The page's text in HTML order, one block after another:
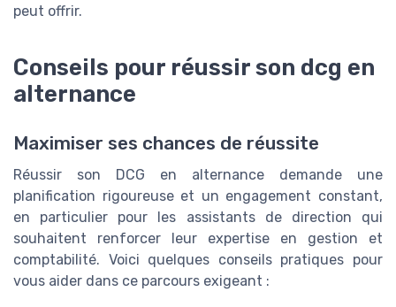
peut offrir.
Conseils pour réussir son dcg en
alternance
Maximiser ses chances de réussite
Réussir son DCG en alternance demande une
planification rigoureuse et un engagement constant,
en particulier pour les assistants de direction qui
souhaitent renforcer leur expertise en gestion et
comptabilité. Voici quelques conseils pratiques pour
vous aider dans ce parcours exigeant :